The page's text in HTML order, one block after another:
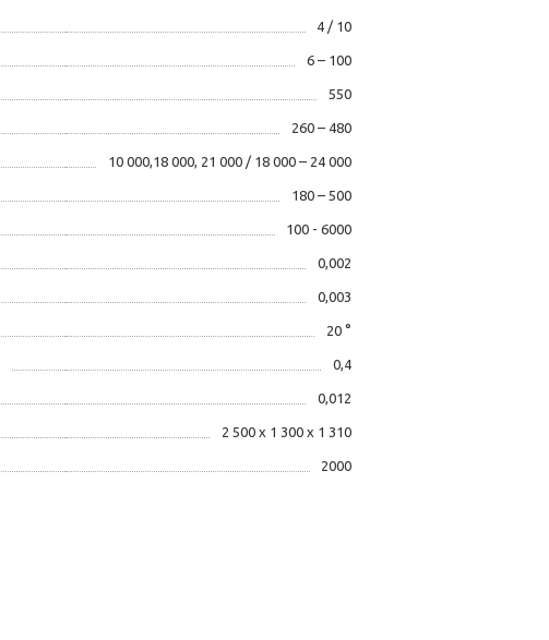
4 / 10
6 – 100
550
260 – 480
10 000,18 000, 21 000 / 18 000 – 24 000
180 – 500
100 - 6000
0,002
0,003
20 °
0,4
0,012
2 500 х 1 300 х 1 310
2000